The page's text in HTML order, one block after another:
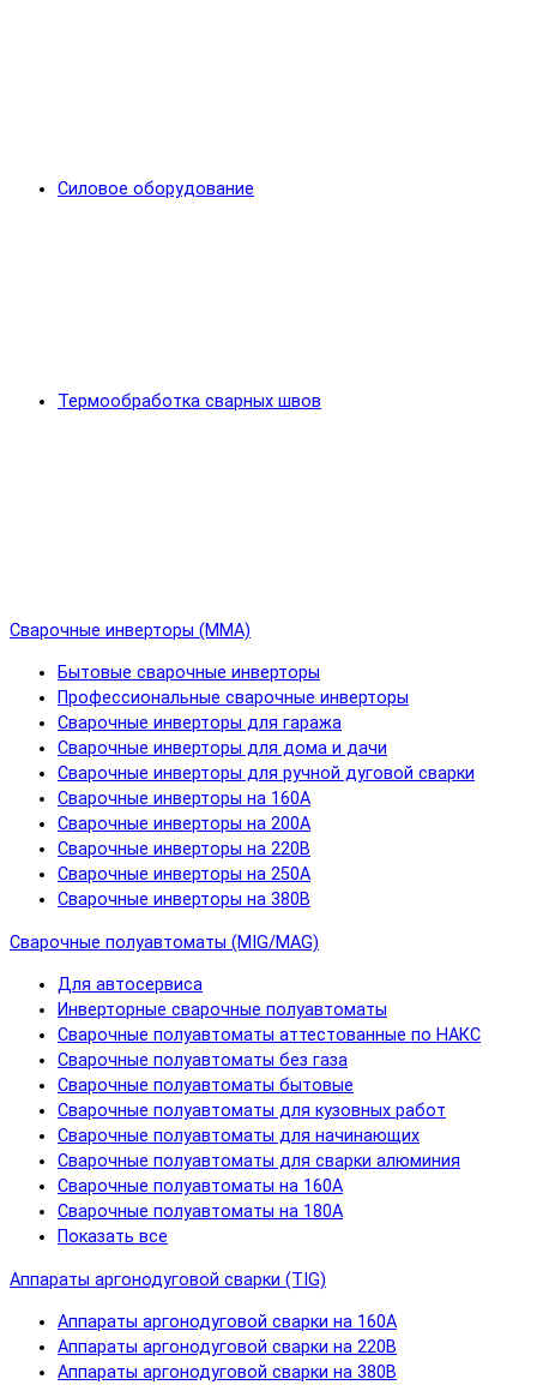
Силовое оборудование
Термообработка сварных швов
Сварочные инверторы (MMA)
Бытовые сварочные инверторы
Профессиональные сварочные инверторы
Сварочные инверторы для гаража
Сварочные инверторы для дома и дачи
Сварочные инверторы для ручной дуговой сварки
Сварочные инверторы на 160А
Сварочные инверторы на 200А
Сварочные инверторы на 220В
Сварочные инверторы на 250А
Сварочные инверторы на 380В
Сварочные полуавтоматы (MIG/MAG)
Для автосервиса
Инверторные сварочные полуавтоматы
Сварочные полуавтоматы аттестованные по НАКС
Сварочные полуавтоматы без газа
Сварочные полуавтоматы бытовые
Сварочные полуавтоматы для кузовных работ
Сварочные полуавтоматы для начинающих
Сварочные полуавтоматы для сварки алюминия
Сварочные полуавтоматы на 160А
Сварочные полуавтоматы на 180А
Показать все
Аппараты аргонодуговой сварки (TIG)
Аппараты аргонодуговой сварки на 160А
Аппараты аргонодуговой сварки на 220В
Аппараты аргонодуговой сварки на 380В